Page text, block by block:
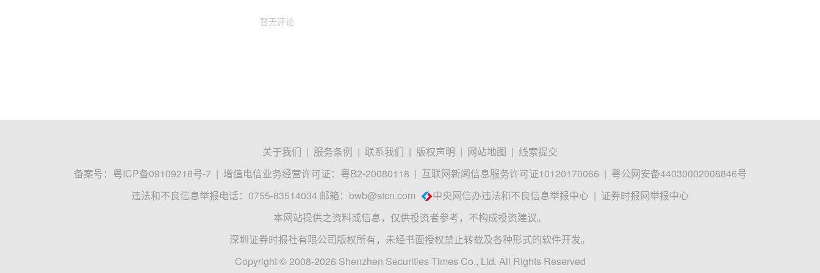
暂无评论
关于我们 | 服务条例 | 联系我们 | 版权声明 | 网站地图 | 线索提交
备案号： 粤ICP备09109218号-7 | 增值电信业务经营许可证：粤B2-20080118 | 互联网新闻信息服务许可证10120170066 | 粤公网安备44030002008846号
违法和不良信息举报电话：0755-83514034 邮箱： bwb@stcn.com 中央网信办违法和不良信息举报中心 | 证券时报网举报中心
本网站提供之资料或信息，仅供投资者参考，不构成投资建议。
深圳证券时报社有限公司版权所有，未经书面授权禁止转载及各种形式的软件开发。
Copyright © 2008-2026 Shenzhen Securities Times Co., Ltd. All Rights Reserved